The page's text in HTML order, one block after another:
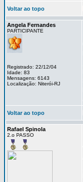
Voltar ao topo
Angela Fernandes
PARTICIPANTE
Registrado: 22/12/04
Idade: 83
Mensagens: 6143
Localização: Niterói-RJ
Voltar ao topo
Rafael Spinola
2.o PASSO